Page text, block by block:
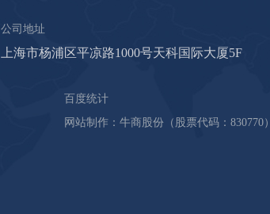
公司地址
上海市杨浦区平凉路1000号天科国际大厦5F
百度统计
网站制作： 牛商股份 （股票代码：830770）